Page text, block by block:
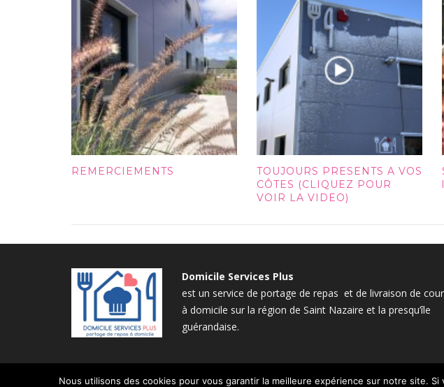
REMERCIEMENTS
TOUJOURS PRESENTS A VOS
CÔTES (CLIQUEZ POUR
VOIR LA VIDEO)
Domicile Services Plus
est un service de portage de repas et de livraison de
à domicile sur la région de Saint Nazaire et la presqu’île
guérandaise.
Nous utilisons des cookies pour vous garantir la meilleure expérience sur notre site.